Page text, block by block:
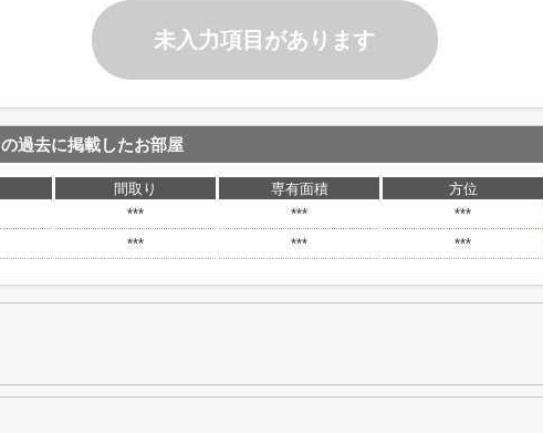
未入力項目があります
の過去に掲載したお部屋
間取り 専有面積 方位
*** *** ***
*** *** ***